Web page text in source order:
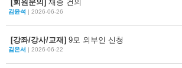
[회원문의] 재종 건의
김윤석 | 2026-06-26
[강좌/강사/교재] 9모 외부인 신청
김은서 | 2026-06-22